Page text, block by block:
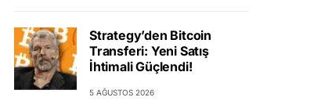
Strategy’den Bitcoin
Transferi: Yeni Satış
İhtimali Güçlendi!
5 AĞUSTOS 2026